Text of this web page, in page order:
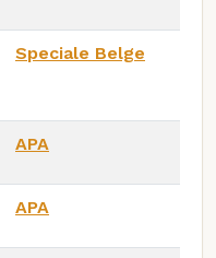
Speciale Belge
APA
APA